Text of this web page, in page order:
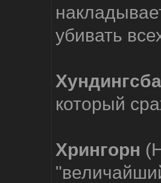
убивать
который
Хрингорн